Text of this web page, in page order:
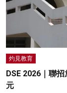
灼見教育
DSE 2026｜聯
元